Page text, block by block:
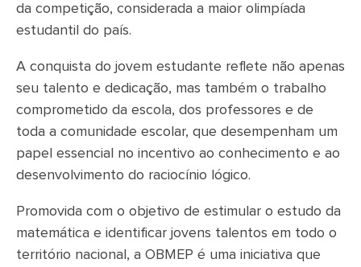
da competição, considerada a maior olimpíada
estudantil do país.
A conquista do jovem estudante reflete não apenas
seu talento e dedicação, mas também o trabalho
comprometido da escola, dos professores e de
toda a comunidade escolar, que desempenham um
papel essencial no incentivo ao conhecimento e ao
desenvolvimento do raciocínio lógico.
Promovida com o objetivo de estimular o estudo da
matemática e identificar jovens talentos em todo o
território nacional, a OBMEP é uma iniciativa que